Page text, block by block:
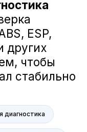
диагностика